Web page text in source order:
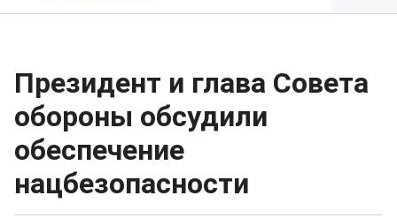
Президент и глава Совета
обороны обсудили
обеспечение
нацбезопасности